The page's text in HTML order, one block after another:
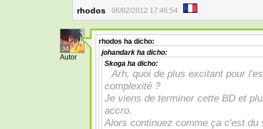
rhodos 06/02/2012 17:46:54
34
Autor
rhodos ha dicho:
johandark ha dicho:
Skoga ha dicho:
Arh, quoi de plus excitant pour
complexité ?
Je viens de terminer cette BD et
accro.
Alors continuez comme ça c'est du